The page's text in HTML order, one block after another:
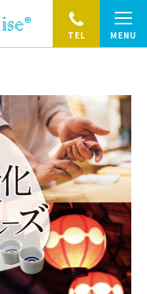
TEL MENU